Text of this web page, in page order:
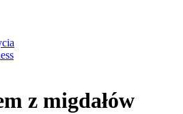
z migdałów